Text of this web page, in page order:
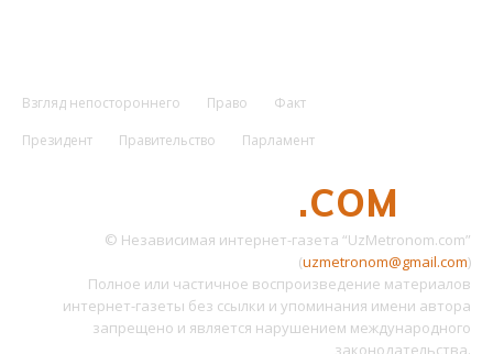
Взгляд непостороннего Право
Факт
Президент
Правительство Парламент
.COM
© Независимая интернет-газета “UzMetronom.com”
(uzmetronom@gmail.com)
Полное или частичное воспроизведение материалов
интернет-газеты без ссылки и упоминания имени автора
запрещено и является нарушением международного
законодательства.